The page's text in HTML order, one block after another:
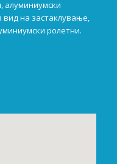
алуминиумски
вид на застаклување,
ролетни.